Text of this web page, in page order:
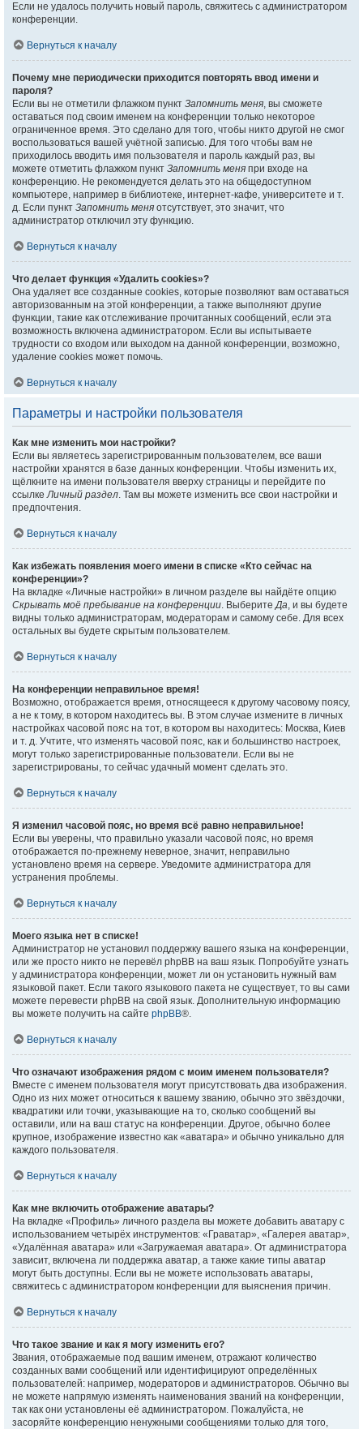
Если не удалось получить новый пароль, свяжитесь с администратором
конференции.
Вернуться к началу
Почему мне периодически приходится повторять ввод имени и
пароля?
Если вы не отметили флажком пункт Запомнить меня, вы сможете
оставаться под своим именем на конференции только некоторое
ограниченное время. Это сделано для того, чтобы никто другой не смог
воспользоваться вашей учётной записью. Для того чтобы вам не
приходилось вводить имя пользователя и пароль каждый раз, вы
можете отметить флажком пункт Запомнить меня при входе на
конференцию. Не рекомендуется делать это на общедоступном
компьютере, например в библиотеке, интернет-кафе, университете и т.
д. Если пункт Запомнить меня отсутствует, это значит, что
администратор отключил эту функцию.
Вернуться к началу
Что делает функция «Удалить cookies»?
Она удаляет все созданные cookies, которые позволяют вам оставаться
авторизованным на этой конференции, а также выполняют другие
функции, такие как отслеживание прочитанных сообщений, если эта
возможность включена администратором. Если вы испытываете
трудности со входом или выходом на данной конференции, возможно,
удаление cookies может помочь.
Вернуться к началу
Параметры и настройки пользователя
Как мне изменить мои настройки?
Если вы являетесь зарегистрированным пользователем, все ваши
настройки хранятся в базе данных конференции. Чтобы изменить их,
щёлкните на имени пользователя вверху страницы и перейдите по
ссылкеЛичный раздел. Там вы можете изменить все свои настройки и
предпочтения.
Вернуться к началу
Как избежать появления моего имени в списке «Кто сейчас на
конференции»?
На вкладке «Личные настройки» в личном разделе вы найдёте опцию
Скрывать моё пребывание на конференции. ВыберитеДа, и вы будете
видны только администраторам, модераторам и самому себе. Для всех
остальных вы будете скрытым пользователем.
Вернуться к началу
На конференции неправильное время!
Возможно, отображается время, относящееся к другому часовому поясу,
а не к тому, в котором находитесь вы. В этом случае измените в личных
настройках часовой пояс на тот, в котором вы находитесь: Москва, Киев
и т. д. Учтите, что изменять часовой пояс, как и большинство настроек,
могут только зарегистрированные пользователи. Если вы не
зарегистрированы, то сейчас удачный момент сделать это.
Вернуться к началу
Я изменил часовой пояс, но время всё равно неправильное!
Если вы уверены, что правильно указали часовой пояс, но время
отображается по-прежнему неверное, значит, неправильно
установлено время на сервере. Уведомите администратора для
устранения проблемы.
Вернуться к началу
Моего языка нет в списке!
Администратор не установил поддержку вашего языка на конференции,
или же просто никто не перевёл phpBB на ваш язык. Попробуйте узнать
у администратора конференции, может ли он установить нужный вам
языковой пакет. Если такого языкового пакета не существует, то вы сами
можете перевести phpBB на свой язык. Дополнительную информацию
вы можете получить на сайте phpBB®.
Вернуться к началу
Что означают изображения рядом с моим именем пользователя?
Вместе с именем пользователя могут присутствовать два изображения.
Одно из них может относиться к вашему званию, обычно это звёздочки,
квадратики или точки, указывающие на то, сколько сообщений вы
оставили, или на ваш статус на конференции. Другое, обычно более
крупное, изображение известно как «аватара» и обычно уникально для
каждого пользователя.
Вернуться к началу
Как мне включить отображение аватары?
На вкладке «Профиль» личного раздела вы можете добавить аватару с
использованием четырёх инструментов: «Граватар», «Галерея аватар»,
«Удалённая аватара» или «Загружаемая аватара». От администратора
зависит, включена ли поддержка аватар, а также какие типы аватар
могут быть доступны. Если вы не можете использовать аватары,
свяжитесь с администратором конференции для выяснения причин.
Вернуться к началу
Что такое звание и как я могу изменить его?
Звания, отображаемые под вашим именем, отражают количество
созданных вами сообщений или идентифицируют определённых
пользователей: например, модераторов и администраторов. Обычно вы
не можете напрямую изменять наименования званий на конференции,
так как они установлены её администратором. Пожалуйста, не
засоряйте конференцию ненужными сообщениями только для того,